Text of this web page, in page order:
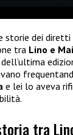
storie dei
tra Lino e
e lei lo aveva
tra